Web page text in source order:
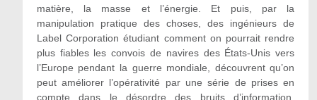
matière, la masse et l’énergie. Et puis, par la
manipulation pratique des choses, des ingénieurs de
Label Corporation étudiant comment on pourrait rendre
plus fiables les convois de navires des États-Unis vers
l’Europe pendant la guerre mondiale, découvrent qu’on
peut améliorer l’opérativité par une série de prises en
compte dans le désordre des bruits d’information.